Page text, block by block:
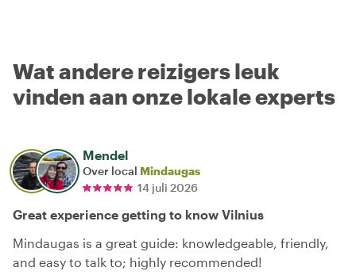
Wat andere reizigers leuk
vinden aan onze lokale experts
Mendel
Over local Mindaugas
14 juli 2026
Great experience getting to know Vilnius
Mindaugas is a great guide: knowledgeable, friendly,
and easy to talk to; highly recommended!